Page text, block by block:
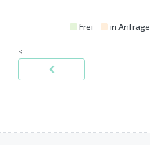
Frei in Anfrage
<